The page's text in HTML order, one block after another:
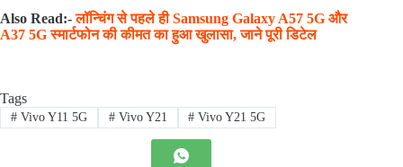
Also Read:- लॉन्चिंग से पहले ही Samsung Galaxy A57 5G और
A37 5G स्मार्टफोन की कीमत का हुआ खुलासा, जाने पूरी डिटेल
Tags
#Vivo Y11 5G #Vivo Y21 # Vivo Y21 5G